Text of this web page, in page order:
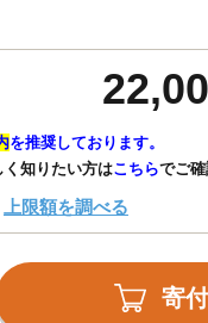
を推奨しております。
く知りたい方はこちらでご確
上限額を調べる
寄